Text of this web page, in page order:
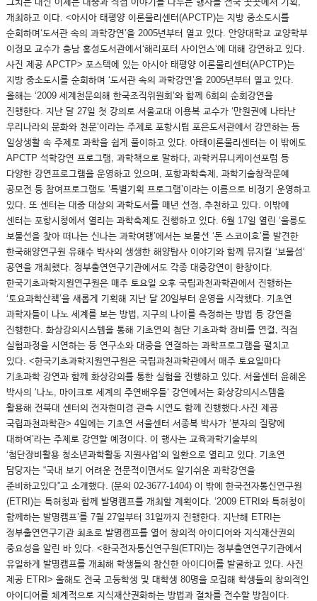
개최하고 이다. <아시아 태평양 이론물리센터(APCTP)는 지방 중소도시를
순회하며‘도서관 속의 과학강연’을 2005년부터 열고 있다. 안양대학교 교양학부
이정모 교수가 충남 홍성도서관에서‘해리포터 사이언스‘에 대해 강연하고 있다.
사진 제공 APCTP> 포스텍에 있는 아시아 태평양 이론물리센터(APCTP)는
지방 중소도시를 순회하며 ‘도서관 속의 과학강연’을 2005년부터 열고 있다.
올해는 ‘2009 세계천문의해 한국조직위원회’와 함께 6회의 순회강연을
진행한다. 지난 달 27일 첫 강의로 서울교대 이용복 교수가 ‘만원권에 나타난
우리나라의 문화와 천문’이라는 주제로 포항시립 포은도서관에서 강연하는 등
일상생활 속 주제로 과학을 쉽게 풀이하고 있다. 아태이론물리센터는 이 밖에도
APCTP 석학강연 프로그램, 과학책으로 말하다, 과학커뮤니케이션포럼 등
다양한 강연프로그램을 운영하고 있으며, 포항과학축제, 과학기술창작문예
공모전 등 참여프로그램도 ‘특별기획 프로그램’이라는 이름으로 비정기 운영하고
있다. 또 센터는 대중 대상의 과학도서를 매년 선정, 추천하고 있다. 이밖에
센터는 포항시청에서 열리는 과학축제도 진행하고 있다. 6월 17일 열린 ‘울릉도
보물선을 찾아 떠나는 신나는 과학여행’에서는 보물선 ‘돈 스코이호’를 발견한
한국해양연구원 유해수 박사의 생생한 해양탐사 이야기와 함께 뮤지컬 ‘보물섬’
공연을 개최했다. 정부출연연구기관에서도 각종 대중강연이 한창이다.
한국기초과학지원연구원은 매주 토요일 오후 국립과천과학관에서 진행하는
‘토요과학산책’을 새롭게 기획해 지난 달 20일부터 운영을 시작했다. 기초연
과학자들이 나노 세계를 보는 방법, 지구의 나이를 측정하는 방법 등 강연을
진행한다. 화상강의시스템을 통해 기초연의 첨단 기초과학 장비를 연결, 직접
실험과정을 시연하는 등 연구소와 대중을 연결하는 과학프로그램을 펼치고
있다. <한국기초과학지원연구원은 국립과천과학관에서 매주 토요일마다
기초과학 강연과 함께 화상강의를 통한 실험을 진행하고 있다. 서울센터 윤혜온
박사의 ‘나노, 마이크로 세계의 주연배우들‘ 강연에서는 화상강의시스템을
활용해 전북대 센터의 전자현미경 관측 시연도 함께 진행했다.사진 제공
국립과천과학관> 4일에는 기초연 서울센터 서종복 박사가 ‘분자의 질량에
대하여’라는 주제로 강연할 예정이다. 이 행사는 교육과학기술부의
‘첨단장비활용 청소년과학활동 지원사업’의 일환으로 열리고 있다. 기초연
담당자는 “국내 보기 어려운 전문적이면서도 알기쉬운 과학강연을
준비하고있다”고 소개했다. (문의 02-3677-1404) 이 밖에 한국전자통신연구원
(ETRI)는 특허청과 함께 발명캠프를 개최할 계획이다. ‘2009 ETRI와 특허청이
함께하는 발명캠프’를 7월 27일부터 31일까지 진행한다. 지난해 ETRI는
정부출연연구기관 최초로 발명캠프를 열어 창의적 아이디어와 지식재산권의
중요성을 알린 바 있다. <한국전자통신연구원(ETRI)는 정부출연연구기관에서
유일하게 발명캠프를 개최해 학생들의 참신한 아이디어를 발굴하고 있다. 사진
제공 ETRI> 올해도 전국 고등학생 및 대학생 80명을 모집해 학생들의 창의적인
아이디어를 체계적으로 지식재산권화하는 방법과 절차를 전수할 방침이다.